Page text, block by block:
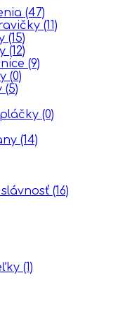
(47)
(11)
(15)
(12)
(9)
(0)
(5)
(0)
(14)
(16)
(1)